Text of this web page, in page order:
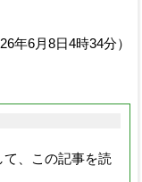
年6月8日4時34分）
、この記事を読